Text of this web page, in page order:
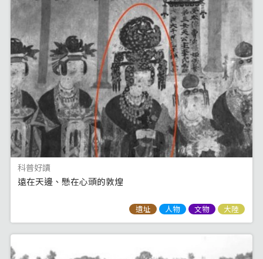
科普好讀
遠在天邊、懸在心頭的敦煌
遺址 人物 文物 大陸